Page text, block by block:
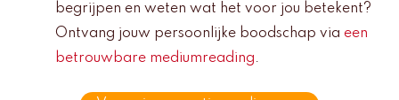
begrijpen en weten wat het voor jou betekent?
Ontvang jouw persoonlijke boodschap via een
betrouwbare mediumreading.